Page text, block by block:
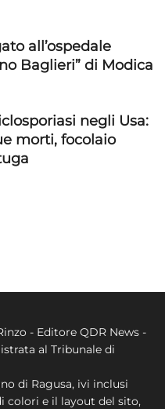
all’ospedale
Baglieri” di Modica
negli Usa:
morti, focolaio
- Editore QDR News -
al Tribunale di
di Ragusa, ivi inclusi
colori e il layout del sito,